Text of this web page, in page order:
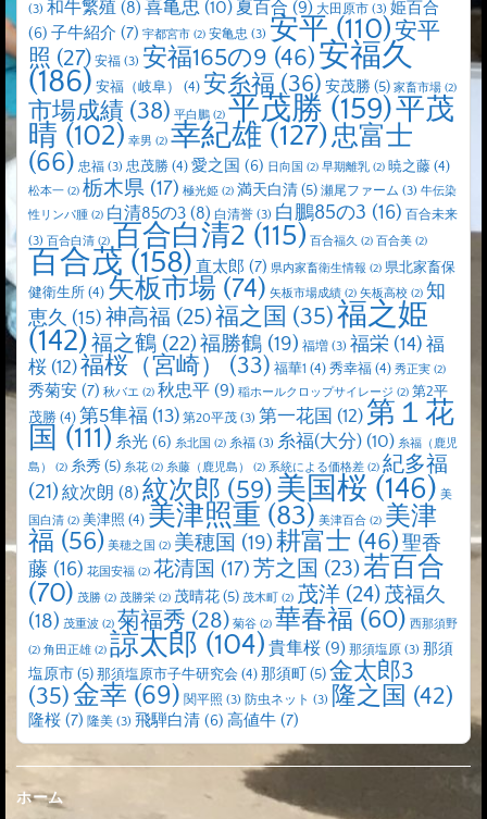
(3) 和牛繁殖 (8) 喜亀忠 (10) 夏百合 (9) 大田原市 (3) 姫百合
(6) 子牛紹介 (7) 宇都宮市 (2) 安亀忠 (3) 安平(110)安平
照 (27) 安福 (3) 安福165の9 (46)安福久
(186) 安福（岐阜） (4) 安糸福 (36) 安茂勝 (5) 家畜市場 (2)
市場成績 (38) 平白鵬 (2) 平茂勝 (159)平茂
晴 (102) 幸男 (2) 幸紀雄 (127)忠富士
(66) 忠福 (3) 忠茂勝 (4) 愛之国 (6) 日向国 (2) 早期離乳 (2) 暁之藤 (4)
松本一 (2) 栃木県 (17) 極光姫 (2) 満天白清(5) 瀬尾ファーム (3) 牛伝染
性リンパ腫 (2) 白清85の3 (8) 白清誉 (3) 白鵬85の3 (16) 百合未来
(3) 百合白清 (2) 百合白清2 (115) 百合福久 (2) 百合美 (2)
百合茂 (158) 直太郎 (7) 県内家畜衛生情報 (2) 県北家畜保
健衛生所 (4) 矢板市場 (74) 矢板市場成績 (2) 矢板高校 (2) 知
恵久 (15) 神高福 (25)福之国 (35)福之姫
(142)福之鶴 (22)福勝鶴 (19) 福増 (3) 福栄 (14) 福
桜 (12)福桜（宮崎） (33) 福華1 (4) 秀幸福 (4) 秀正実 (2)
秀菊安 (7) 秋バエ (2) 秋忠平 (9) 稲ホールクロップサイレージ (2) 第2平
茂勝 (4) 第5隼福 (13) 第20平茂 (3) 第一花国 (12) 第１花
国 (111) 糸光 (6) 糸北国 (2) 糸福 (3) 糸福(大分) (10) 糸福（鹿児
島）
(2) 糸秀 (5) 糸花 (2) 糸藤（鹿児島） (2) 系統による価格差 (2) 紀多福
(21) 紋次朗 (8) 紋次郎 (59)美国桜 (146) 美
国白清 (2) 美津照 (4) 美津照重 (83) 美津百合 (2) 美津
福 (56) 美穂之国 (2) 美穂国 (19)耕富士 (46)聖香
藤 (16) 花国安福 (2) 花清国 (17)芳之国 (23)若百合
(70) 茂勝 (2) 茂勝栄 (2) 茂晴花(5) 茂木町 (2) 茂洋 (24)茂福久
(18) 茂重波 (2) 菊福秀 (28) 菊谷 (2) 華春福 (60) 西那須野
(2) 角田正雄 (2) 諒太郎 (104) 貴隼桜 (9) 那須塩原 (3) 那須
塩原市(5) 那須塩原市子牛研究会 (4) 那須町 (5)金太郎3
(35)金幸 (69) 関平照 (3) 防虫ネット (3) 隆之国 (42)
隆桜 (7) 隆美 (3) 飛騨白清 (6) 高値牛 (7)
ホーム